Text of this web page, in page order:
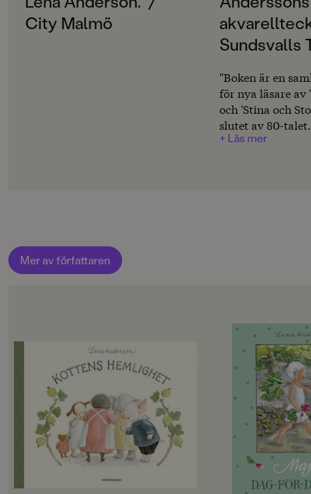
Svenska
Kartonnage,
City Malmö
Sundsvalls
"Boken är en
för nya läsare av
och 'Stina och
slutet av 80-
alltså dubbelt
+ Läs mer
Mer av författaren
OM BOKEN
Maja är en av Lena
älskade figurer. Nu
efterlängtade
Det här är inte en
att skriva i! Det
plats att notera
ihåg och annat
under ett helt år.
med glada, roliga
En bedårande